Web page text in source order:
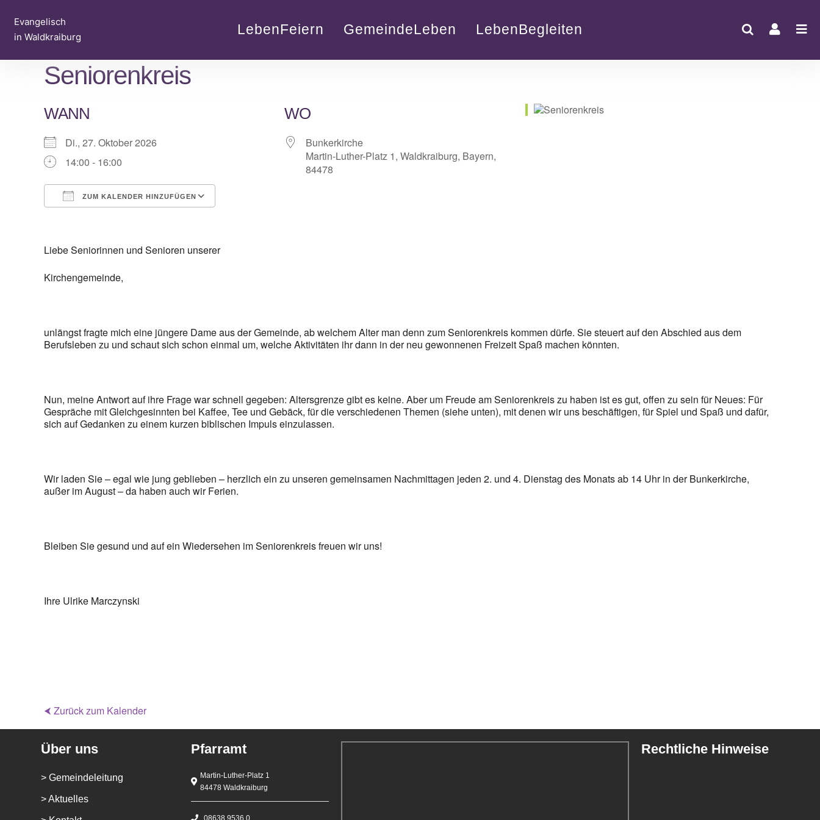
Inhalt
springen
Evangelisch
in Waldkraiburg
LebenFeiern GemeindeLeben LebenBegleiten
Seniorenkreis
WANN
Di., 27. Oktober 2026
14:00 - 16:00
ZUM KALENDER HINZUFÜGEN
WO
Bunkerkirche
Martin-Luther-Platz 1, Waldkraiburg, Bayern,
84478
Liebe Seniorinnen und Senioren unserer
Kirchengemeinde,
unlängst fragte mich eine jüngere Dame aus der Gemeinde, ab welchem Alter man denn zum Seniorenkreis kommen dürfe. Sie steuert auf den Abschied aus dem
Berufsleben zu und schaut sich schon einmal um, welche Aktivitäten ihr dann in der neu gewonnenen Freizeit Spaß machen könnten.
Nun, meine Antwort auf ihre Frage war schnell gegeben: Altersgrenze gibt es keine. Aber um Freude am Seniorenkreis zu haben ist es gut, offen zu sein für Neues: Für
Gespräche mit Gleichgesinnten bei Kaffee, Tee und Gebäck, für die verschiedenen Themen (siehe unten), mit denen wir uns beschäftigen, für Spiel und Spaß und dafür,
sich auf Gedanken zu einem kurzen biblischen Impuls einzulassen.
Wir laden Sie – egal wie jung geblieben – herzlich ein zu unseren gemeinsamen Nachmittagen jeden 2. und 4. Dienstag des Monats ab 14 Uhr in der Bunkerkirche,
außer im August – da haben auch wir Ferien.
Bleiben Sie gesund und auf ein Wiedersehen im Seniorenkreis freuen wir uns!
Ihre Ulrike Marczynski
⮜ Zurück zum Kalender
Über uns
> Gemeindeleitung
> Aktuelles
Pfarramt
Martin-Luther-Platz 1
84478 Waldkraiburg
08638 9536 0
Rechtliche Hinweise